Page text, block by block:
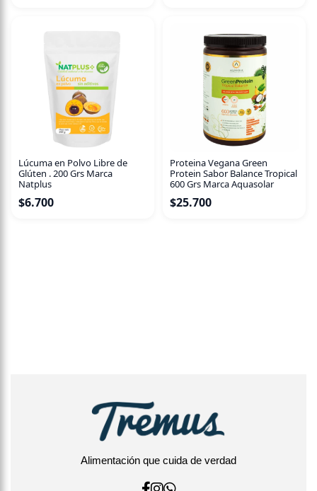
Lúcuma en Polvo Libre de
Glúten . 200 Grs Marca
Natplus
$6.700
Proteina Vegana Green
Protein Sabor Balance Tropical
600 Grs Marca Aquasolar
$25.700
Alimentación que cuida de verdad